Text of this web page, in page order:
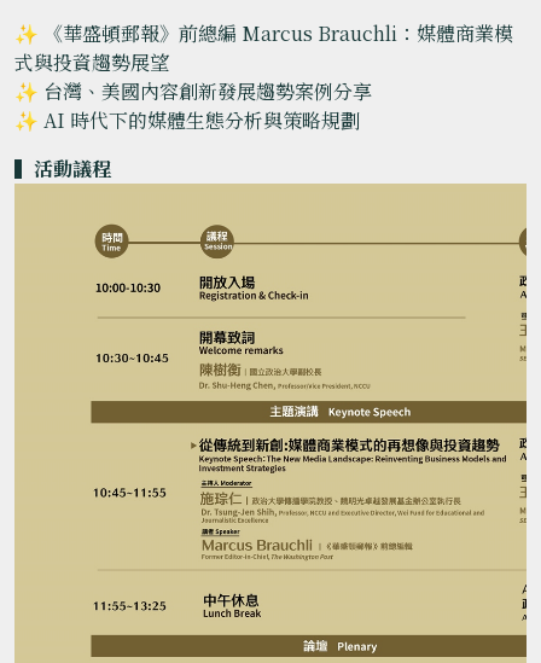
✨ 《華盛頓郵報》前總編 Marcus Brauchli：媒體商業模
式與投資趨勢展望
✨ 台灣、美國內容創新發展趨勢案例分享
✨ AI 時代下的媒體生態分析與策略規劃
▍ 活動議程